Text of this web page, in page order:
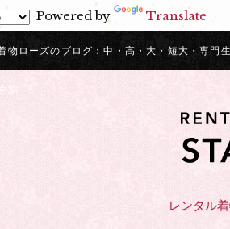
Powered by Translate
物ローズのブログ：中・高・大・短大・専門
割
レンタル